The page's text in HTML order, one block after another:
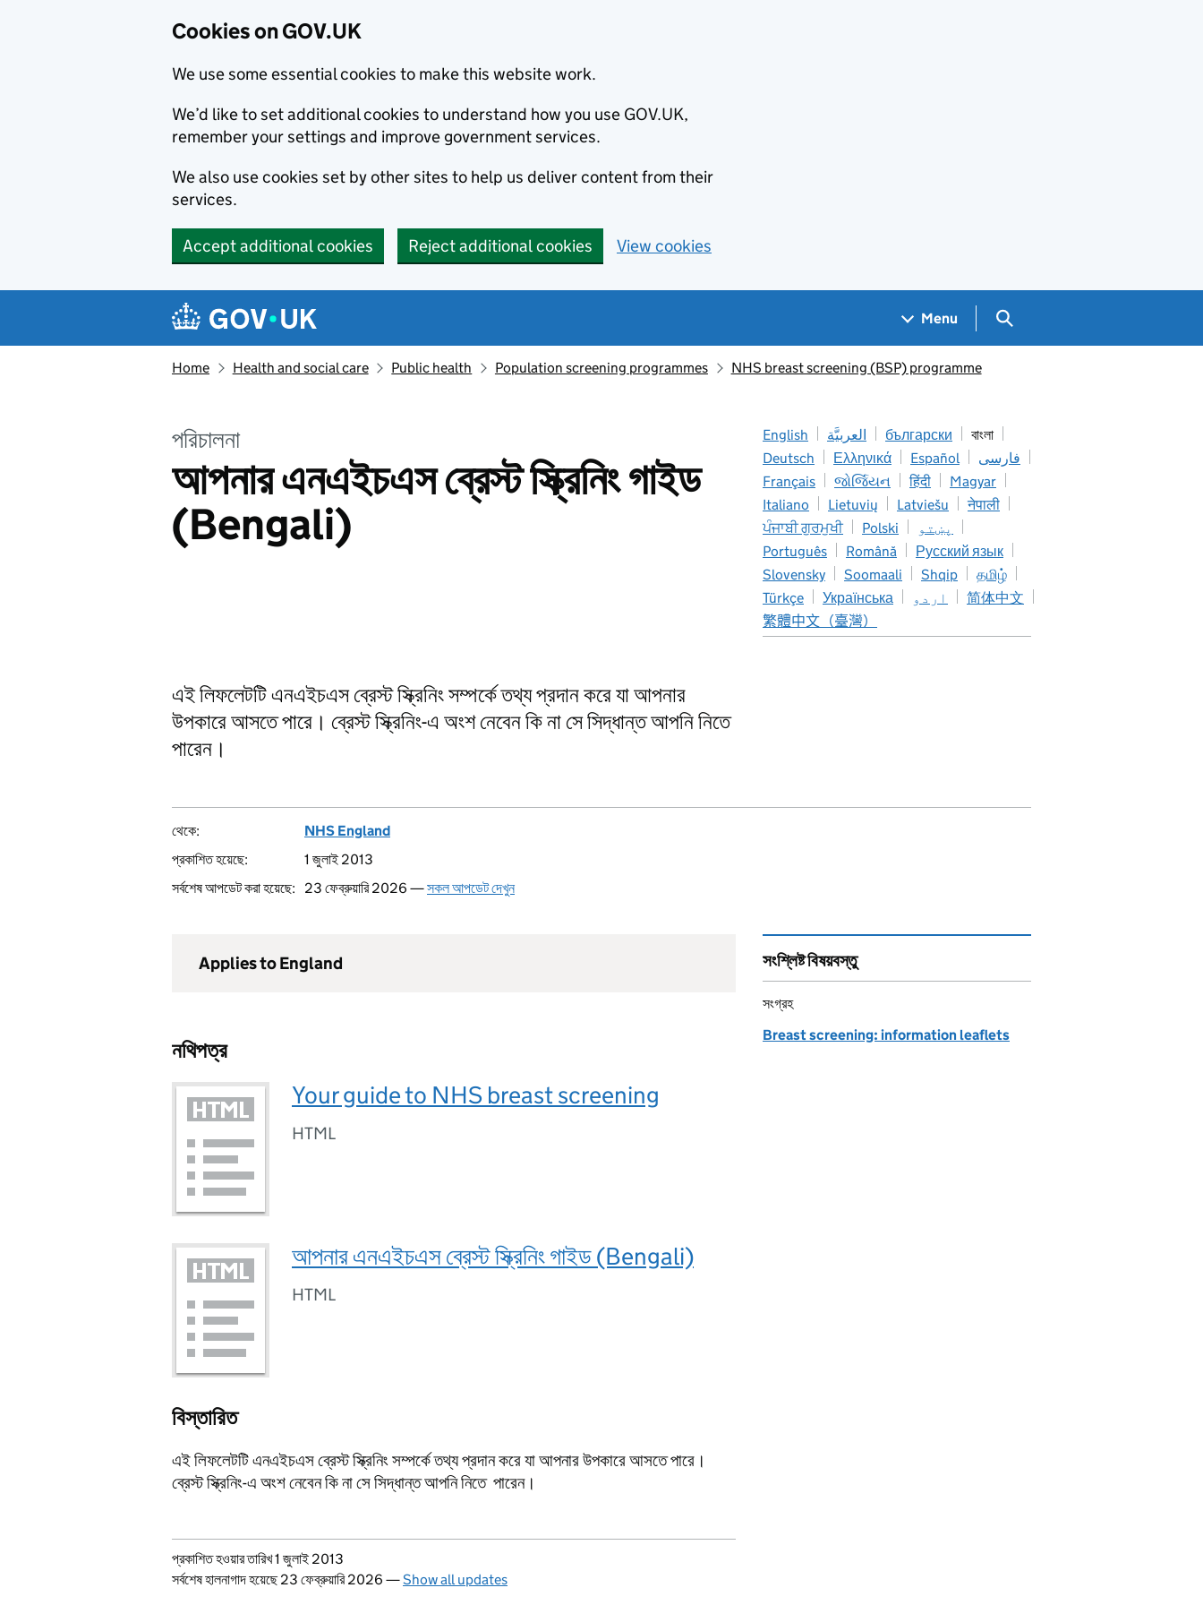
Cookies on GOV.UK
We use some essential cookies to make this website work.
We’d like to set additional cookies to understand how you use GOV.UK,
remember your settings and improve government services.
We also use cookies set by other sites to help us deliver content from their
services.
Accept additional cookies Reject additional cookies View cookies
Navigation menu
Menu Search GOV.UK
Home Health and social care Public health Population screening programmes NHS breast screening (BSP) programme
পরিচালনা
আপনার এনএইচএস ব্রেস্ট স্ক্রিনিং গাইড
(Bengali)
English العربيَّة български
বাংলা
Deutsch
Ελληνικά Español
فارسی
Français
જોર્જિયન हिंदी
Magyar
Italiano
Lietuvių Latviešu
नेपाली
ਪੰਜਾਬੀ ਗੁਰਮੁਖੀ
Polski
پښتو
Português
Română
Русский язык
Slovensky
Soomaali Shqip
தமிழ்
Türkçe
Українська اردو
简体中文
繁體中文（臺灣）
এই লিফলেটটি এনএইচএস ব্রেস্ট স্ক্রিনিং সম্পর্কে তথ্য প্রদান করে যা আপনার
উপকারে আসতে পারে। ব্রেস্ট স্ক্রিনিং-এ অংশ নেবেন কি না সে সিদ্ধান্ত আপনি নিতে
পারেন।
থেকে:
NHS England
প্রকাশিত হয়েছে:
1 জুলাই 2013
সর্বশেষ আপডেট করা হয়েছে:
23 ফেব্রুয়ারি 2026 —সকল আপডেট দেখুন
Applies to England
নথিপত্র
Your guide to NHS breast screening
HTML
আপনার এনএইচএস ব্রেস্ট স্ক্রিনিং গাইড (Bengali)
HTML
বিস্তারিত
এই লিফলেটটি এনএইচএস ব্রেস্ট স্ক্রিনিং সম্পর্কে তথ্য প্রদান করে যা আপনার উপকারে আসতে পারে।
ব্রেস্ট স্ক্রিনিং-এ অংশ নেবেন কি না সে সিদ্ধান্ত আপনি নিতে পারেন।
Updates to this page
প্রকাশিত হওয়ার তারিখ 1 জুলাই 2013
সর্বশেষ হালনাগাদ হয়েছে 23 ফেব্রুয়ারি 2026 —Show all updates
সংশ্লিষ্ট বিষয়বস্তু
সংগ্রহ
Breast screening: information leaflets